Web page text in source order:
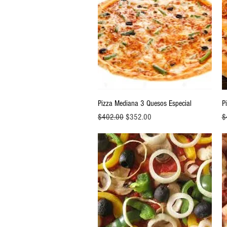
Vista rápida
Pizza Mediana 3 Quesos Especial
Precio
$402.00 Precio de oferta
$352.00